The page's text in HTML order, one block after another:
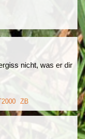
nicht, was er dir
ZB